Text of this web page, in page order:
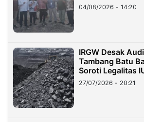
04/08/2026 - 14:20
IRGW Desak
Tambang Batu
Soroti Legalitas
Stockpile
27/07/2026 - 20:21